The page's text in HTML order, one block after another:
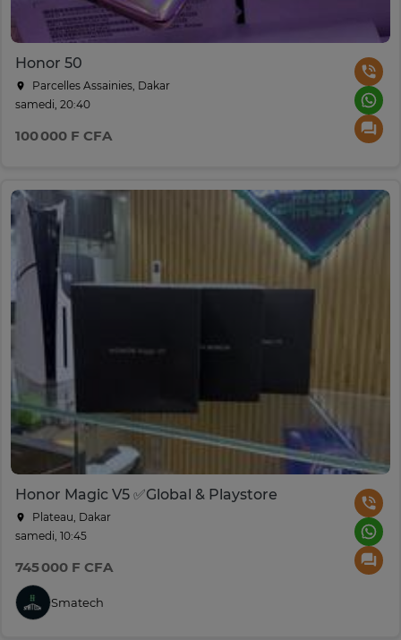
Honor 50
Parcelles Assainies, Dakar
samedi, 20:40
100 000 F CFA
Honor Magic V5 ✅Global & Playstore
Plateau, Dakar
samedi, 10:45
745 000 F CFA
Smatech